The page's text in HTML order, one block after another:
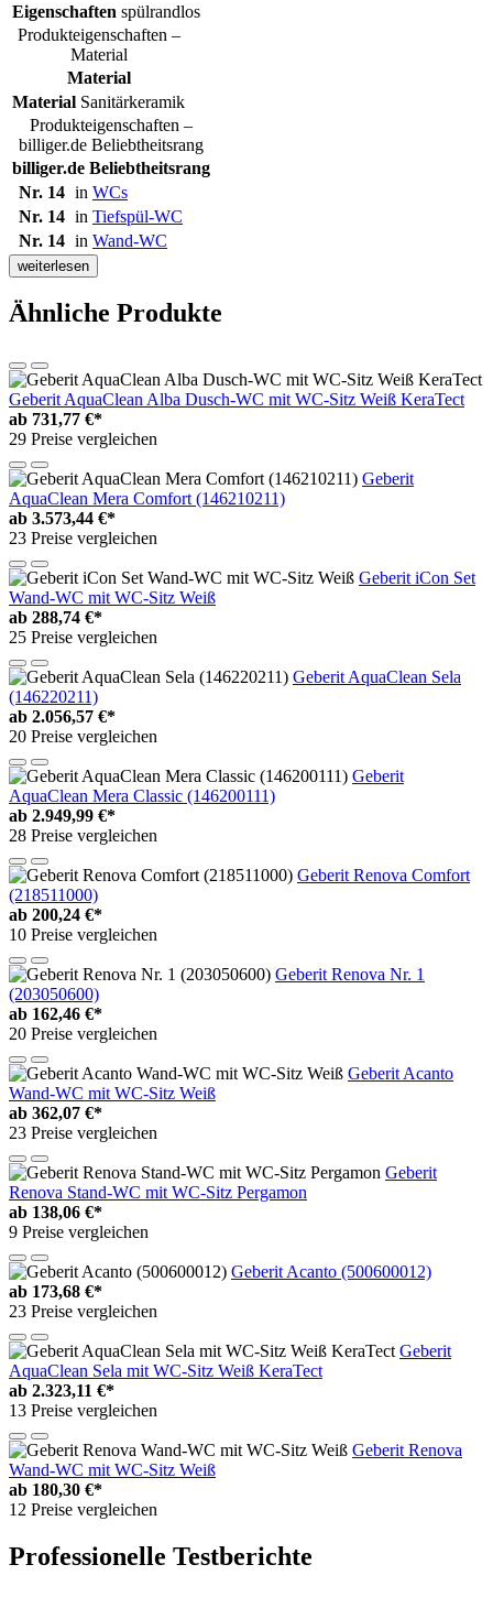
Eigenschaften spülrandlos
Produkteigenschaften –
Material
Material
Material Sanitärkeramik
Produkteigenschaften –
billiger.de Beliebtheitsrang
billiger.de Beliebtheitsrang
Nr. 14 in WCs
Nr. 14 in Tiefspül-WC
Nr. 14 in Wand-WC
weiterlesen
Ähnliche Produkte
Geberit AquaClean Alba Dusch-WC mit WC-Sitz Weiß KeraTect
ab 731,77 €*
29 Preise vergleichen
Geberit
AquaClean Mera Comfort (146210211)
ab 3.573,44 €*
23 Preise vergleichen
Geberit iCon Set
Wand-WC mit WC-Sitz Weiß
ab 288,74 €*
25 Preise vergleichen
Geberit AquaClean Sela
(146220211)
ab 2.056,57 €*
20 Preise vergleichen
Geberit
AquaClean Mera Classic (146200111)
ab 2.949,99 €*
28 Preise vergleichen
Geberit Renova Comfort
(218511000)
ab 200,24 €*
10 Preise vergleichen
Geberit Renova Nr. 1
(203050600)
ab 162,46 €*
20 Preise vergleichen
Geberit Acanto
Wand-WC mit WC-Sitz Weiß
ab 362,07 €*
23 Preise vergleichen
Geberit
Renova Stand-WC mit WC-Sitz Pergamon
ab 138,06 €*
9 Preise vergleichen
Geberit Acanto (500600012)
ab 173,68 €*
23 Preise vergleichen
Geberit
AquaClean Sela mit WC-Sitz Weiß KeraTect
ab 2.323,11 €*
13 Preise vergleichen
Geberit Renova
Wand-WC mit WC-Sitz Weiß
ab 180,30 €*
12 Preise vergleichen
Professionelle Testberichte